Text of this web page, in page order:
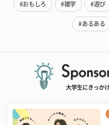
#おもしろ #雑学 #遊び
#あるある
大学生にきっか